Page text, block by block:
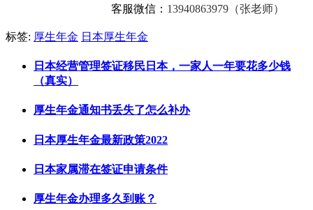
客服微信： 13940863979（张老师）
标签: 厚生年金 日本厚生年金
日本经营管理签证移民日本，一家人一年要花多少钱
（真实）
厚生年金通知书丢失了怎么补办
日本厚生年金最新政策2022
日本家属滞在签证申请条件
厚生年金办理多久到账？